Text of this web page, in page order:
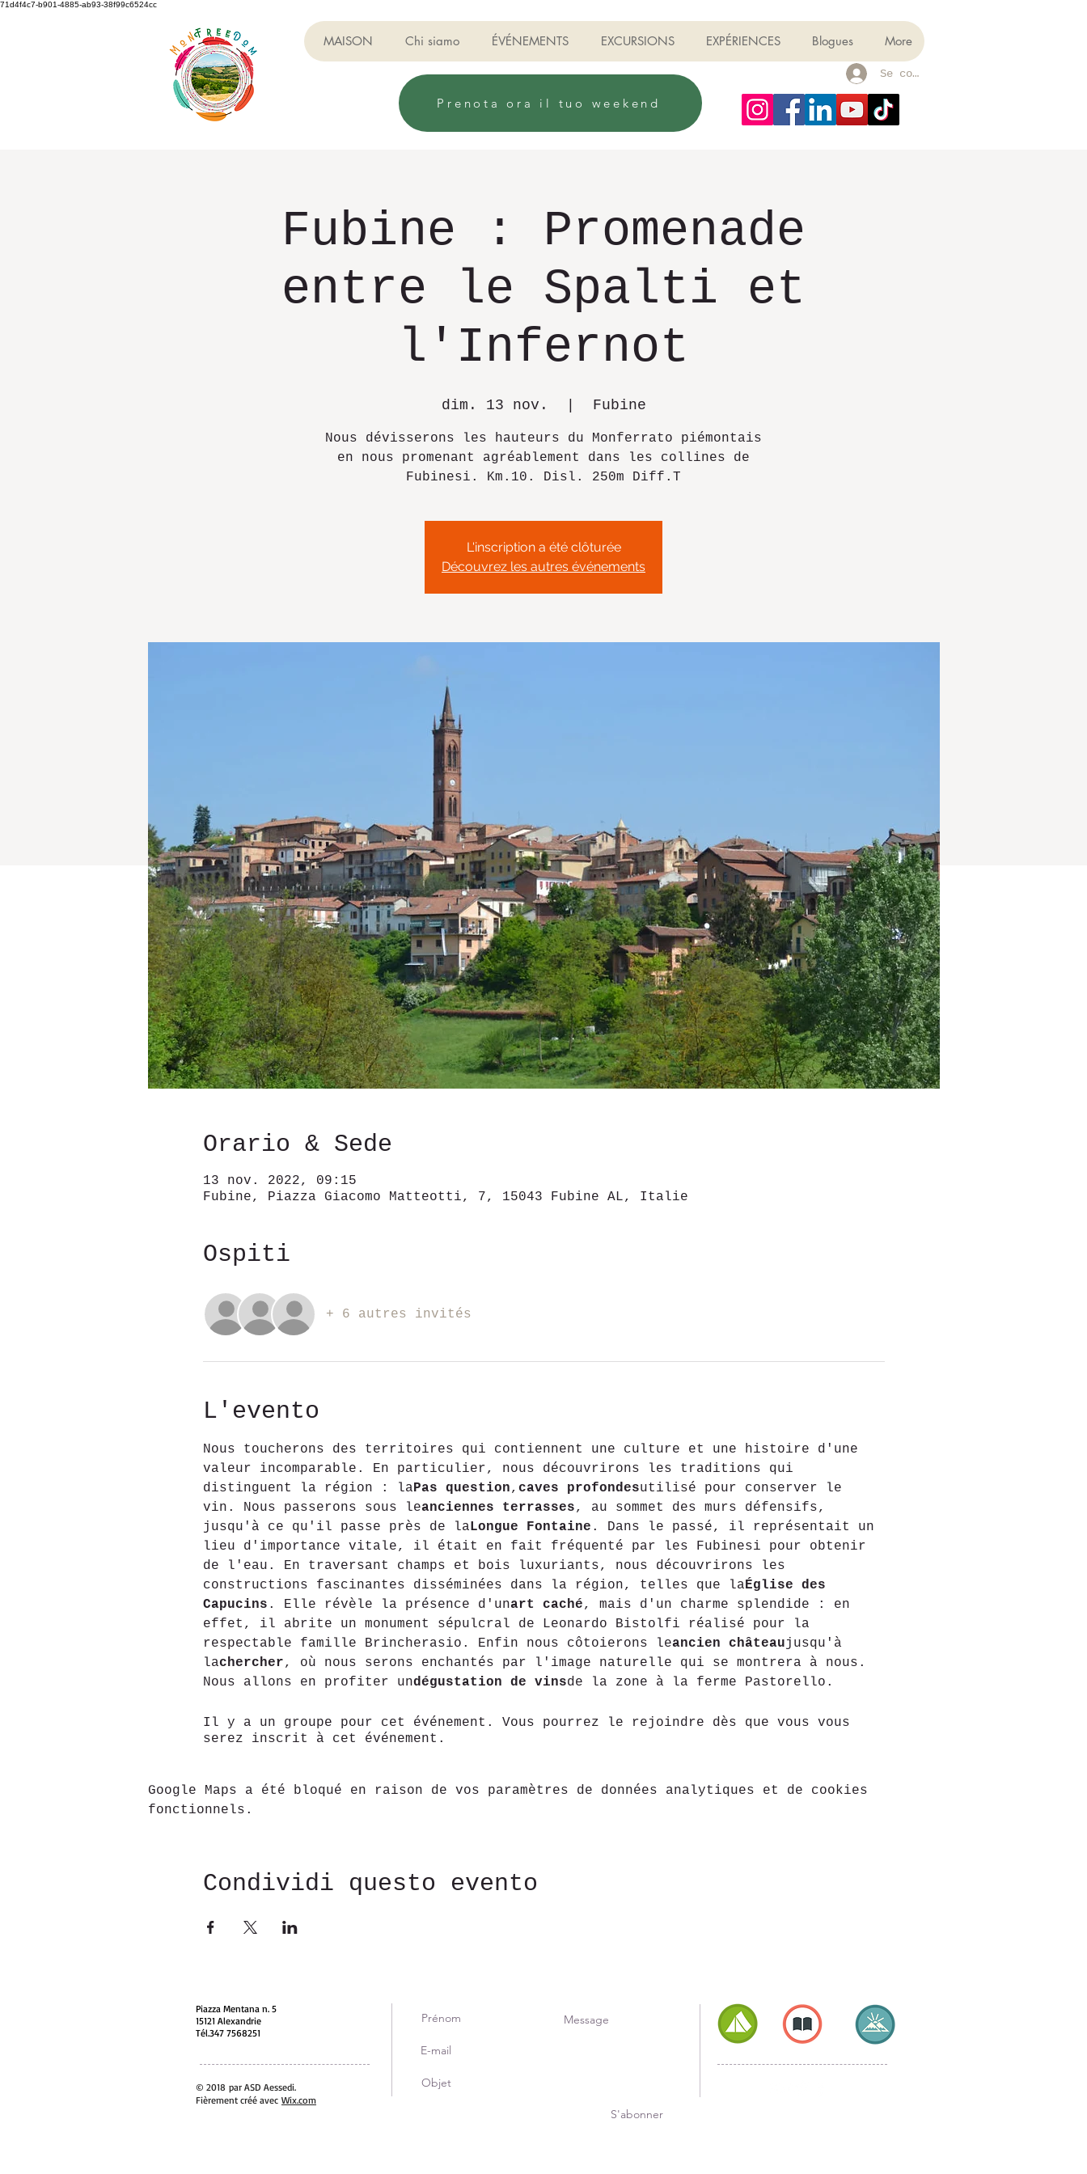
71d4f4c7-b901-4885-ab93-38f99c6524cc
MAISON Chi siamo ÉVÉNEMENTS EXCURSIONS EXPÉRIENCES Blogues More
Se connecter
Prenota ora il tuo weekend
Fubine : Promenade
entre le Spalti et
l'Infernot
dim. 13 nov. Fubine
Nous dévisserons les hauteurs du Monferrato piémontais
en nous promenant agréablement dans les collines de
Fubinesi. Km.10. Disl. 250m Diff.T
L'inscription a été clôturée
Découvrez les autres événements
Orario & Sede
13 nov. 2022, 09:15
Fubine, Piazza Giacomo Matteotti, 7, 15043 Fubine AL, Italie
Ospiti
+ 6 autres invités
L'evento
Nous toucherons des territoires qui contiennent une culture et une histoire d'une
valeur incomparable. En particulier, nous découvrirons les traditions qui
distinguent la région : laPas question, caves profondesutilisé pour conserver le
vin. Nous passerons sous leanciennes terrasses, au sommet des murs défensifs,
jusqu'à ce qu'il passe près de laLongue Fontaine . Dans le passé, il représentait un
lieu d'importance vitale, il était en fait fréquenté par les Fubinesi pour obtenir
de l'eau. En traversant champs et bois luxuriants, nous découvrirons les
constructions fascinantes disséminées dans la région, telles que laÉglise des
Capucins . Elle révèle la présence d'unart caché, mais d'un charme splendide : en
effet, il abrite un monument sépulcral de Leonardo Bistolfi réalisé pour la
respectable famille Brincherasio. Enfin nous côtoierons leancien châteaujusqu'à
lachercher, où nous serons enchantés par l'image naturelle qui se montrera à nous.
Nous allons en profiter undégustation de vinsde la zone à la ferme Pastorello.
Il y a un groupe pour cet événement. Vous pourrez le rejoindre dès que vous vous
serez inscrit à cet événement.
Google Maps a été bloqué en raison de vos paramètres de données analytiques et de cookies
fonctionnels.
Condividi questo evento
Piazza Mentana n. 5
15121 Alexandrie
Tél.347 7568251
© 2018 par ASD Aessedi.
Fièrement créé avec Wix.com
S'abonner